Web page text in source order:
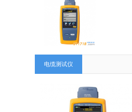
电缆测试仪